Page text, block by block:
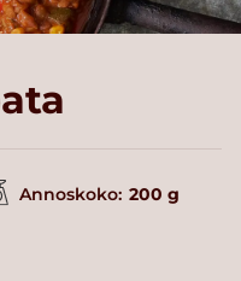
Annoskoko: 200 g